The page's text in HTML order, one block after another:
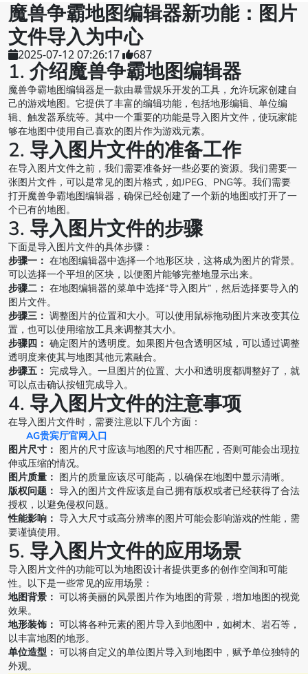
魔兽争霸地图编辑器新功能：图片
文件导入为中心
2025-07-12 07:26:17 687
1. 介绍魔兽争霸地图编辑器
魔兽争霸地图编辑器是一款由暴雪娱乐开发的工具，允许玩家创建自
己的游戏地图。它提供了丰富的编辑功能，包括地形编辑、单位编
辑、触发器系统等。其中一个重要的功能是导入图片文件，使玩家能
够在地图中使用自己喜欢的图片作为游戏元素。
2. 导入图片文件的准备工作
在导入图片文件之前，我们需要准备好一些必要的资源。我们需要一
张图片文件，可以是常见的图片格式，如JPEG、PNG等。我们需要
打开魔兽争霸地图编辑器，确保已经创建了一个新的地图或打开了一
个已有的地图。
3. 导入图片文件的步骤
下面是导入图片文件的具体步骤：
步骤一： 在地图编辑器中选择一个地形区块，这将成为图片的背景。
可以选择一个平坦的区块，以便图片能够完整地显示出来。
步骤二： 在地图编辑器的菜单中选择“导入图片”，然后选择要导入的
图片文件。
步骤三： 调整图片的位置和大小。可以使用鼠标拖动图片来改变其位
置，也可以使用缩放工具来调整其大小。
步骤四： 确定图片的透明度。如果图片包含透明区域，可以通过调整
透明度来使其与地图其他元素融合。
步骤五： 完成导入。一旦图片的位置、大小和透明度都调整好了，就
可以点击确认按钮完成导入。
4. 导入图片文件的注意事项
在导入图片文件时，需要注意以下几个方面：
AG贵宾厅官网入口
图片尺寸： 图片的尺寸应该与地图的尺寸相匹配，否则可能会出现拉
伸或压缩的情况。
图片质量： 图片的质量应该尽可能高，以确保在地图中显示清晰。
版权问题： 导入的图片文件应该是自己拥有版权或者已经获得了合法
授权，以避免侵权问题。
性能影响： 导入大尺寸或高分辨率的图片可能会影响游戏的性能，需
要谨慎使用。
5. 导入图片文件的应用场景
导入图片文件的功能可以为地图设计者提供更多的创作空间和可能
性。以下是一些常见的应用场景：
地图背景： 可以将美丽的风景图片作为地图的背景，增加地图的视觉
效果。
地形装饰： 可以将各种元素的图片导入到地图中，如树木、岩石等，
以丰富地图的地形。
单位造型： 可以将自定义的单位图片导入到地图中，赋予单位独特的
外观。